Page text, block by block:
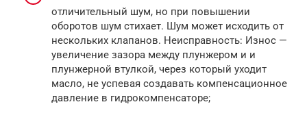
отличительный шум, но при повышении
оборотов шум стихает. Шум может исходить от
нескольких клапанов. Неисправность: Износ —
увеличение зазора между плунжером и и
плунжерной втулкой, через который уходит
масло, не успевая создавать компенсационное
давление в гидрокомпенсаторе;